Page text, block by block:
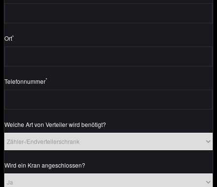
Ort*
Telefonnummer*
Welche Art von Verteiler wird benötigt?
Wird ein Kran angeschlossen?